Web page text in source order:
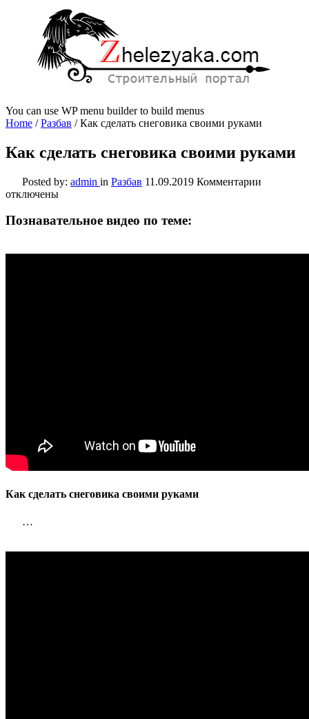
You can use WP menu builder to build menus
Home /Разбав /Как сделать снеговика своими руками
Как сделать снеговика своими руками
Posted by: admin in Разбав 11.09.2019 Комментарии
руками
отключены
Познавательное видео по теме:
Как сделать снеговика своими руками
…